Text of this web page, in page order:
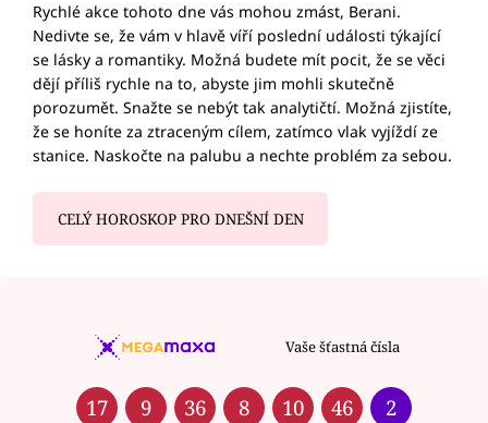
Rychlé akce tohoto dne vás mohou zmást, Berani.
Nedivte se, že vám v hlavě víří poslední události týkající
se lásky a romantiky. Možná budete mít pocit, že se věci
dějí příliš rychle na to, abyste jim mohli skutečně
porozumět. Snažte se nebýt tak analytičtí. Možná zjistíte,
že se honíte za ztraceným cílem, zatímco vlak vyjíždí ze
stanice. Naskočte na palubu a nechte problém za sebou.
CELÝ HOROSKOP PRO DNEŠNÍ DEN
Vaše šťastná čísla
17 9 36 8 10 46 2